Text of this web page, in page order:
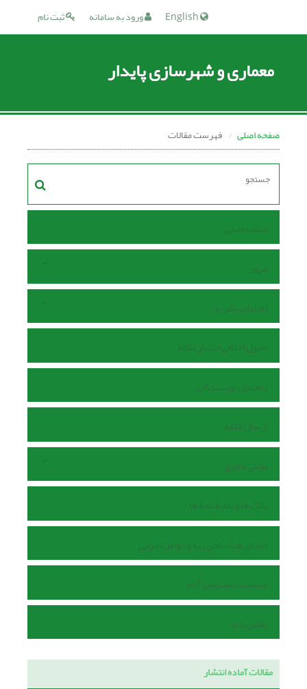
ثبت نام ورود به سامانه
معماری و شهرسازی پایدار
صفحه اصلی فهرست مقالات
صفحه اصلی
مرور
اطلاعات نشریه
اصول اخلاقی انتشار مقاله
راهنمای نویسندگان
ارسال مقاله
بخش داوری
بانک ها و نمایه نامه ها
اعضای هیأت تحریریه و عوامل اجرایی
سیاست دسترسی آزاد
تماس با ما
مقالات آماده انتشار